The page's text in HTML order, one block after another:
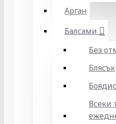
Арган
Балсами
Без
Блясък
Всеки